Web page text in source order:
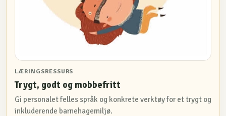
LÆRINGSRESSURS
Trygt, godt og mobbefritt
Gi personalet felles språk og konkrete verktøy for et trygt og
inkluderende barnehagemiljø.